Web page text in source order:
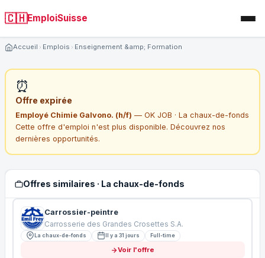
🇨🇭EmploiSuisse
Accueil Emplois Enseignement &amp; Formation
⏰
Offre expirée
Employé Chimie Galvono. (h/f) — OK JOB · La chaux-de-fonds
Cette offre d'emploi n'est plus disponible. Découvrez nos
dernières opportunités.
Offres similaires · La chaux-de-fonds
Carrossier-peintre
Carrosserie des Grandes Crosettes S.A.
La chaux-de-fonds Il y a 31 jours Full-time
Voir l'offre